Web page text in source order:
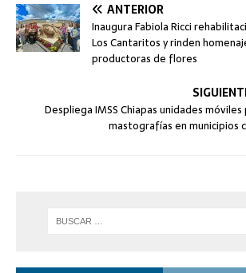
ANTERIOR
Inaugura Fabiola Ricci
Los Cantaritos y rinden
productoras de flores
Despliega IMSS Chiapas unidades móviles
mastografías en municipios